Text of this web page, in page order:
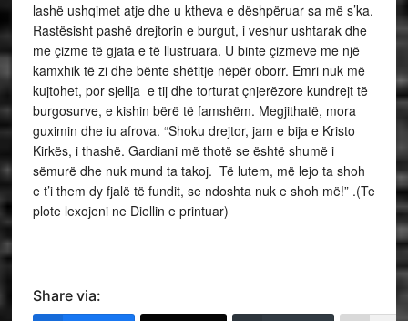
lashë ushqimet atje dhe u ktheva e dëshpëruar sa më s’ka.
Rastësisht pashë drejtorin e burgut, i veshur ushtarak dhe
me çizme të gjata e të llustruara. U binte çizmeve me një
kamxhik të zi dhe bënte shëtitje nëpër oborr. Emri nuk më
kujtohet, por sjellja e tij dhe torturat çnjerëzore kundrejt të
burgosurve, e kishin bërë të famshëm. Megjithatë, mora
guximin dhe iu afrova. “Shoku drejtor, jam e bija e Kristo
Kirkës, i thashë. Gardiani më thotë se është shumë i
sëmurë dhe nuk mund ta takoj. Të lutem, më lejo ta shoh
e t’i them dy fjalë të fundit, se ndoshta nuk e shoh më!” .(Te
plote lexojeni ne Diellin e printuar)
Share via: